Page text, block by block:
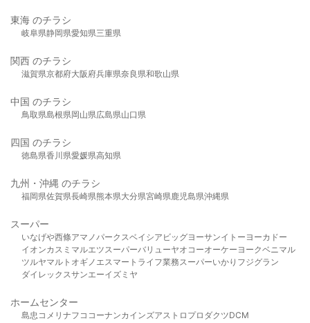
東海 のチラシ
岐阜県静岡県愛知県三重県
関西 のチラシ
滋賀県京都府大阪府兵庫県奈良県和歌山県
中国 のチラシ
鳥取県島根県岡山県広島県山口県
四国 のチラシ
徳島県香川県愛媛県高知県
九州・沖縄 のチラシ
福岡県佐賀県長崎県熊本県大分県宮崎県鹿児島県沖縄県
スーパー
いなげや西條アマノパークスベイシア ビッグヨーサンイトーヨーカドー
イオンカスミ マルエツスーパーバリューヤオコーオーケー ヨークベニマル
ツルヤマルト オギノ エスマート ライフ業務スーパーいかり フジグラン
ダイレックスサンエーイズミヤ
ホームセンター
島忠 コメリ ナフコ コーナンカインズアストロプロダクツDCM